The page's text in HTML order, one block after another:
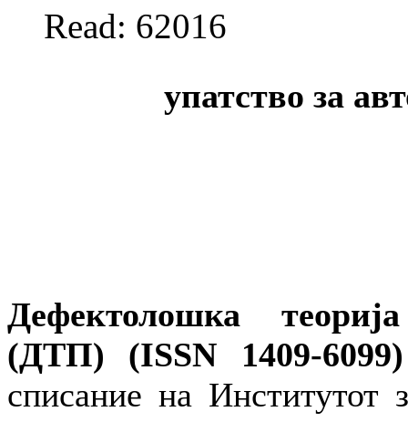
Read: 62016
упатство за
Дефектолошка
(ДТП) (ISSN 1409-6099)
списание на Институтот